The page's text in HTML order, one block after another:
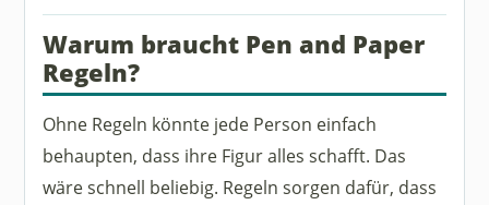
Warum braucht Pen and Paper
Regeln?
Ohne Regeln könnte jede Person einfach
behaupten, dass ihre Figur alles schafft. Das
wäre schnell beliebig. Regeln sorgen dafür, dass